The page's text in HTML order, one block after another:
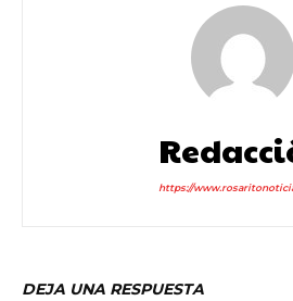
https://
DEJA UNA RESPUESTA